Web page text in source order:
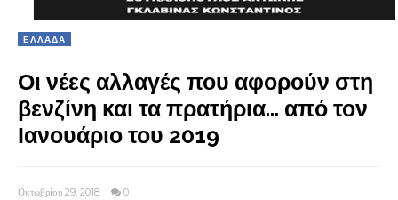
ΕΛΛΑΔΑ
Οι νέες αλλαγές που αφορούν στη
βενζίνη και τα πρατήρια... από τον
Ιανουάριο του 2019
Οκτωβρίου 29, 2018 0